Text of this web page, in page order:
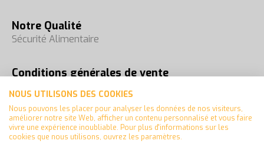
Notre Qualité
Sécurité Alimentaire
Conditions générales de vente
Foires
Contact
NOUS UTILISONS DES COOKIES
Nous pouvons les placer pour analyser les données de nos visiteurs,
améliorer notre site Web, afficher un contenu personnalisé et vous faire
vivre une expérience inoubliable. Pour plus d'informations sur les
cookies que nous utilisons, ouvrez les paramètres.